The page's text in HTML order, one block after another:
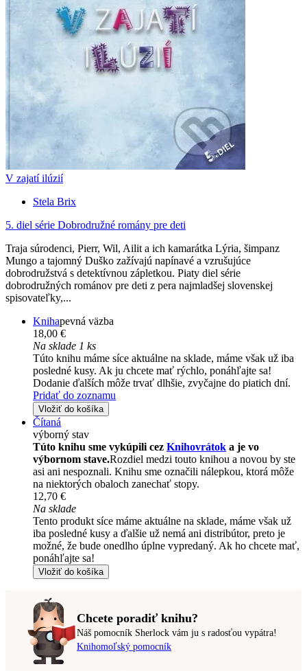
V zajatí ilúzií
Stela Brix
5. diel série Dobrodružné romány pre deti
Traja súrodenci, Pierr, Wil, Ailit a ich kamarátka Lýria, šimpanz
Mungo a tajomný Duško zažívajú napínavé a vzrušujúce
dobrodružstvá s detektívnou zápletkou. Piaty diel série
dobrodružných románov pre deti z pera najmladšej slovenskej
spisovateľky,...
Knihapevná väzba
18,00 €
Na sklade 1 ks
Túto knihu máme síce aktuálne na sklade, máme však už iba
posledné kusy. Ak ju chcete mať rýchlo, ponáhľajte sa!
Dodanie ďalších môže trvať dlhšie, zvyčajne do piatich dní.
Pridať do zoznamu
Vložiť do košíka
Čítaná
výborný stav
Túto knihu sme vykúpili cez Knihovrátok a je vo
výbornom stave.Rozdiel medzi touto knihou a novou by ste
asi ani nespoznali. Knihu sme označili nálepkou, ktorá môže
na niektorých obaloch zanechať stopy.
12,70 €
Na sklade
Tento produkt síce máme aktuálne na sklade, máme však už
iba posledné kusy a ďalšie už nemá ani distribútor, preto je
možné, že bude onedlho úplne vypredaný. Ak ho chcete mať,
ponáhľajte sa!
Vložiť do košíka
Chcete poradiť knihu?
Náš pomocník Sherlock vám ju s radosťou vypátra!
Knihomoľský pomocník